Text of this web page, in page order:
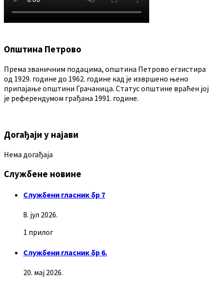
Општина Петрово
Према званичним подацима, општина Петрово егзистира
од 1929. године до 1962. године кад је извршено њено
припајање општини Грачаница. Статус општине враћен јој
је референдумом грађана 1991. године.
Догађаји у најави
Нема догађаја
Службене новине
Службени гласник бр 7
8. јул 2026.
1 прилог
Службени гласник бр 6.
20. мај 2026.